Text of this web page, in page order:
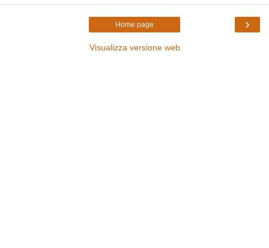
›
Home page
Visualizza versione web